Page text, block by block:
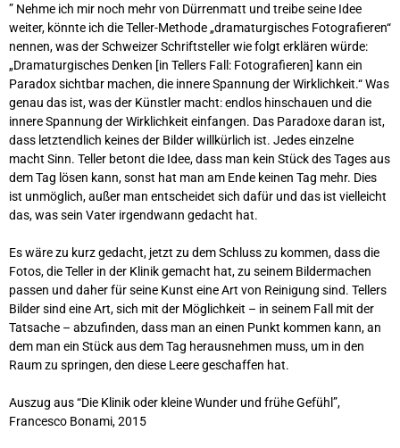
” Nehme ich mir noch mehr von Dürrenmatt und treibe seine Idee
weiter, könnte ich die Teller-Methode „dramaturgisches Fotografieren“
nennen, was der Schweizer Schriftsteller wie folgt erklären würde:
„Dramaturgisches Denken [in Tellers Fall: Fotografieren] kann ein
Paradox sichtbar machen, die innere Spannung der Wirklichkeit.“ Was
genau das ist, was der Künstler macht: endlos hinschauen und die
innere Spannung der Wirklichkeit einfangen. Das Paradoxe daran ist,
dass letztendlich keines der Bilder willkürlich ist. Jedes einzelne
macht Sinn. Teller betont die Idee, dass man kein Stück des Tages aus
dem Tag lösen kann, sonst hat man am Ende keinen Tag mehr. Dies
ist unmöglich, außer man entscheidet sich dafür und das ist vielleicht
das, was sein Vater irgendwann gedacht hat.
Es wäre zu kurz gedacht, jetzt zu dem Schluss zu kommen, dass die
Fotos, die Teller in der Klinik gemacht hat, zu seinem Bildermachen
passen und daher für seine Kunst eine Art von Reinigung sind. Tellers
Bilder sind eine Art, sich mit der Möglichkeit – in seinem Fall mit der
Tatsache – abzufinden, dass man an einen Punkt kommen kann, an
dem man ein Stück aus dem Tag herausnehmen muss, um in den
Raum zu springen, den diese Leere geschaffen hat.
Auszug aus “Die Klinik oder kleine Wunder und frühe Gefühl”,
Francesco Bonami, 2015